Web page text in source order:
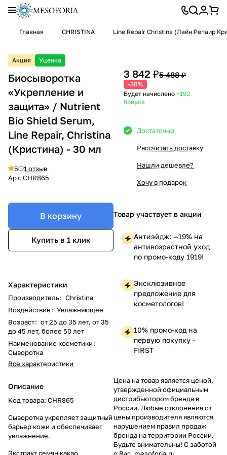
Главная CHRISTINA Line Repair Christina (Лайн Репаир
Акция Уценка
Биосыворотка
«Укрепление и
защита» / Nutrient
Bio Shield Serum,
Line Repair, Christina
(Кристина) - 30 мл
5
1 отзыв
Арт. CHR865
В корзину
Купить в 1 клик
Характеристики
Производитель: Christina
Воздействие: Увлажняющее
Возраст: от 25 до 35 лет, от 35
до 45 лет, более 50 лет
Наименование косметики:
Сыворотка
Все характеристики
Описание
Код товара: CHR865
Сыворотка укрепляет защитный
барьер кожи и обеспечивает
увлажнение.
Экстракт семян какао
3 842 ₽5 488 ₽
-30%
Будет начислено +192
бонуса
Достаточно
Рассчитать доставку
Нашли дешевле?
Хочу в подарок
Товар участвует в акции
Антиэйдж: —19% на
антивозрастной уход
по промо-коду 1919!
Эксклюзивное
предложение для
косметологов!
10% промо-код на
первую покупку -
FIRST
Цена на товар является ценой,
утвержденной официальным
дистрибьютором бренда в
России. Любые отклонения от
цены производителя являются
нарушением правил продаж
бренда на территории России.
Будьте внимательны! С заботой